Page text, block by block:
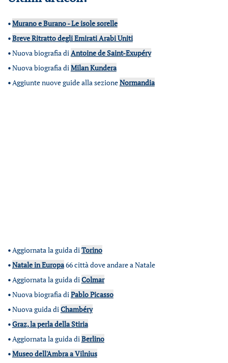
•Murano e Burano - Le isole sorelle
•Breve Ritratto degli Emirati Arabi Uniti
•Nuova biografia diAntoine de Saint-Exupéry
•Nuova biografia diMilan Kundera
•Aggiunte nuove guide alla sezioneNormandia
•Aggiornata la guida diTorino
•Natale in Europa66 città dove andare a Natale
•Aggiornata la guida diColmar
•Nuova biografia diPablo Picasso
•Nuova guida diChambéry
•Graz, la perla della Stiria
•Aggiornata la guida diBerlino
•Museo dell'Ambra a Vilnius